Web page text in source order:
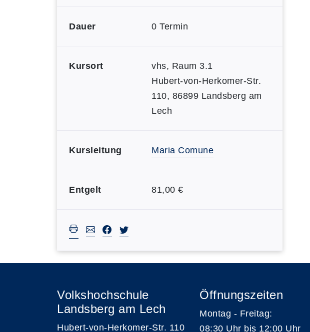
Dauer 0 Termin
Kursort
vhs, Raum 3.1
Hubert-von-Herkomer-Str.
110, 86899 Landsberg am
Lech
Kursleitung Maria Comune
Entgelt 81,00 €
Volkshochschule
Landsberg am Lech
Hubert-von-Herkomer-Str. 110
Öffnungszeiten
Montag - Freitag:
08:30 Uhr bis 12:00 Uhr